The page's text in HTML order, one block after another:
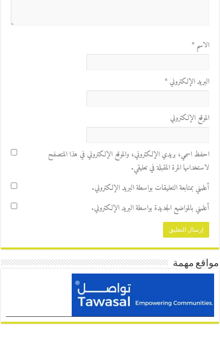
الاسم*
البريد الإلكتروني*
الموقع الإلكتروني
احفظ اسمي، بريدي الإلكتروني، والموقع الإلكتروني في هذا المتصفح
لاستخدامها المرة المقبلة في تعليقي.
أعلمني بمتابعة التعليقات بواسطة البريد الإلكتروني.
أعلمني بالمواضيع الجديدة بواسطة البريد الإلكتروني.
مواقع مهمة